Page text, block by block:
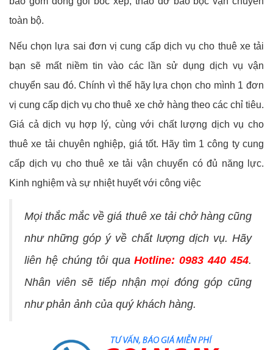
toàn bộ.
Nếu chọn lựa sai đơn vị cung cấp dịch vụ cho thuê xe tải
bạn sẽ mất niềm tin vào các lần sử dụng dịch vụ vận
chuyển sau đó. Chính vì thế hãy lựa chọn cho mình 1 đơn
vị cung cấp dịch vụ cho thuê xe chở hàng theo các chỉ tiêu.
Giá cả dịch vụ hợp lý, cùng với chất lượng dịch vụ cho
thuê xe tải chuyên nghiệp, giá tốt. Hãy tìm 1 công ty cung
cấp dịch vụ cho thuê xe tải vận chuyển có đủ năng lực.
Kinh nghiệm và sự nhiệt huyết với công việc
Mọi thắc mắc về giá thuê xe tải chở hàng cũng
như những góp ý về chất lượng dịch vụ. Hãy
liên hệ chúng tôi quaHotline: 0983 440 454.
Nhân viên sẽ tiếp nhận mọi đóng góp cũng
như phản ảnh của quý khách hàng.